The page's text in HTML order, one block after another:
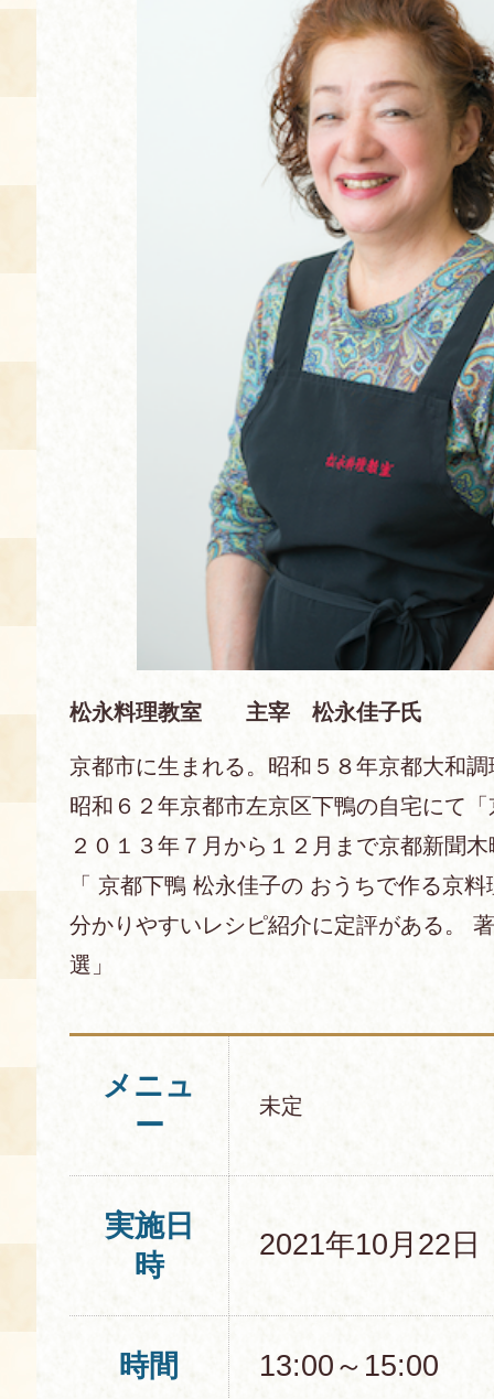
使用料・お支払い方法
食の語り部の部屋
講演会付き料理教室
あじわい館弁当
松永料理教室 主宰 松永佳子氏
京都市に生まれる。昭和５８年京都大和
昭和６２年京都市左京区下鴨の自宅にて
２０１３年７月から１２月まで京都新聞
「 京都下鴨 松永佳子の おうちで作る京
分かりやすいレシピ紹介に定評がある。
選」
メニュ
ー
未定
実施日
時
2021年10月22日
時間 13:00～15:00